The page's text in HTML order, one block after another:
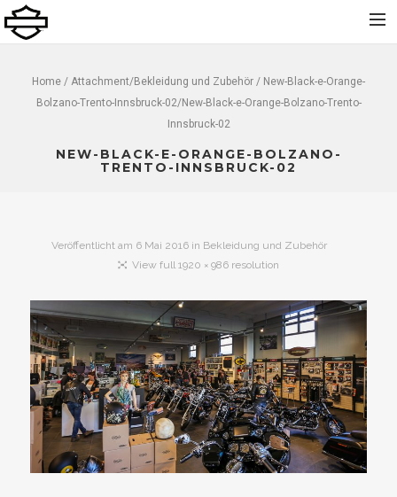
Über uns
Bekleidung und Zubehör
Dolomiti Chapter
Finance
Home / Attachment/Bekleidung und Zubehör / New-Black-e-Orange-
Bolzano-Trento-Innsbruck-02/New-Black-e-Orange-Bolzano-Trento-
Innsbruck-02
NEW-BLACK-E-ORANGE-BOLZANO-
TRENTO-INNSBRUCK-02
Veröffentlicht am 6 Mai 2016 in Bekleidung und Zubehör
View full 1920 × 986 resolution